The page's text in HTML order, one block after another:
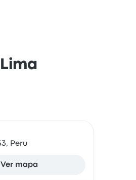
Peru
Ver mapa